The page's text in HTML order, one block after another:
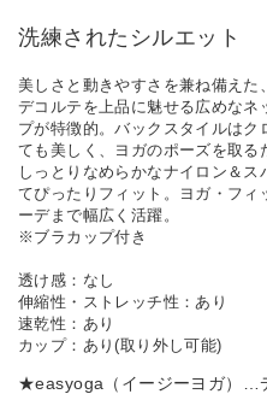
洗練されたシルエット
美しさと動きやすさを兼ね備えた
デコルテを上品に魅せる広めなネ
プが特徴的。バックスタイルは
ても美しく、ヨガのポーズを取る
しっとりなめらかなナイロン＆
てぴったりフィット。ヨガ・フィ
ーデまで幅広く活躍。
※ブラカップ付き
透け感：なし
伸縮性・ストレッチ性：あり
速乾性：あり
カップ：あり(取り外し可能)
★easyoga（イージーヨガ）…